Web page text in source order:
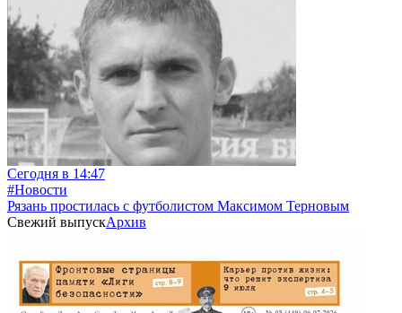
Сегодня в 14:47
#Новости
Рязань простилась с футболистом Максимом Терновым
Свежий выпускАрхив